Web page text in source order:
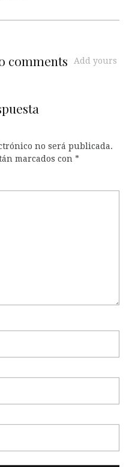
comments Add yours
no será publicada.
marcados con *